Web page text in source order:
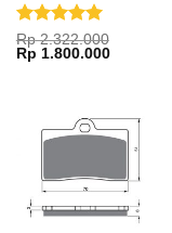
Dinilai5
dari 5
Rp2.322.000
Harga
aslinya
Rp 1.800.000Harga